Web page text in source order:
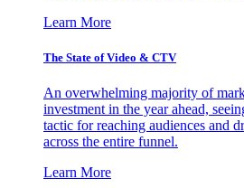
Learn More
The State of Video & CTV
An overwhelming majority of
investment in the year ahead,
tactic for reaching audiences and
across the entire funnel.
Learn More